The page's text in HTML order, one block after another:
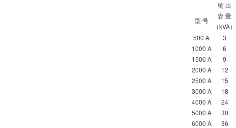
型 号
输 出
容 量
（kVA）
500 A 3
1000 A 6
1500 A 9
2000 A 12
2500 A 15
3000 A 18
4000 A 24
5000 A 30
6000 A 36